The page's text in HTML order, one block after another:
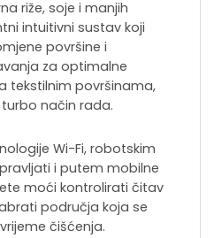
riže, soje i manjih
intuitivni sustav koji
površine i
za optimalne
tekstilnim površinama,
način rada.
Wi-Fi, robotskim
i putem mobilne
moći kontrolirati čitav
područja koja se
čišćenja.